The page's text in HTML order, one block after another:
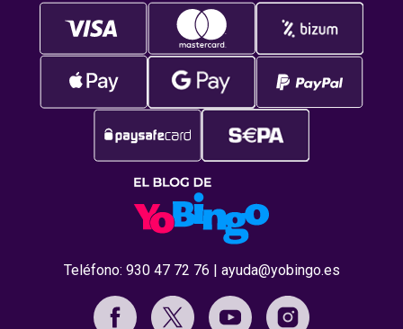
Teléfono: 930 47 72 76 ayuda@yobingo.es